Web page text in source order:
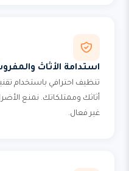
استدامة الأثاث
تنظيف احترافي باستخدام
أثاثك وممتلكاتك. نمنع
غير فعال.